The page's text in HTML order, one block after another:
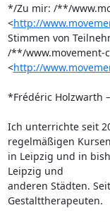
*/Zu mir: /**/
<http://
Stimmen von
/**/www.movement-
<http://
*Frédéric Holzwarth
Ich unterrichte seit
regelmäßigen Kursen
in Leipzig und in
Leipzig und
anderen Städten.
Gestalttherapeuten.